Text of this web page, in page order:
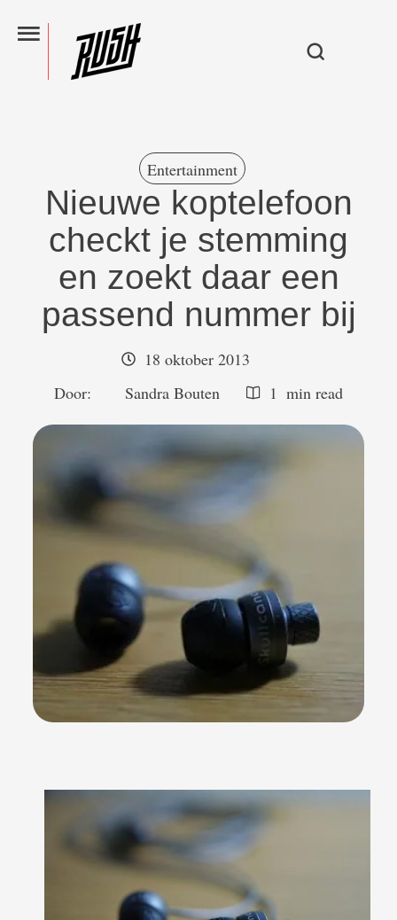
Entertainment
Nieuwe koptelefoon
checkt je stemming
en zoekt daar een
passend nummer bij
18 oktober 2013
Door:
Sandra Bouten 1 min read